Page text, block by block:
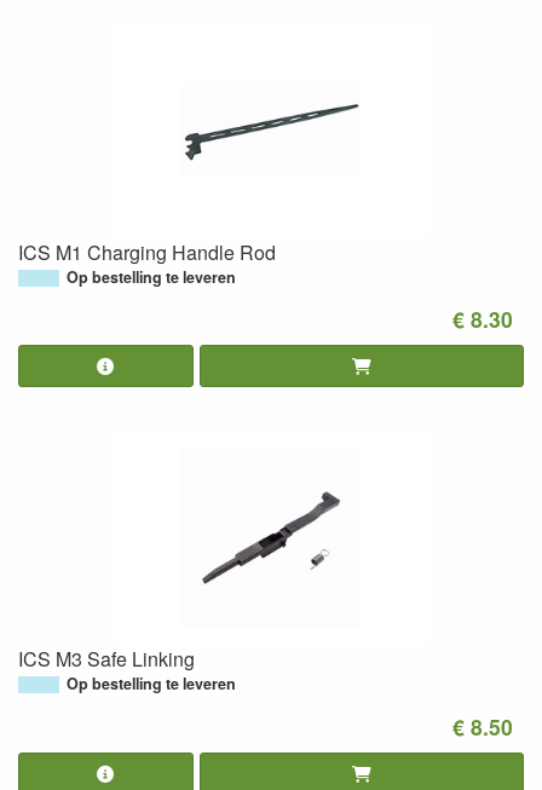
ICS M1 Charging Handle Rod
Op bestelling te leveren
€ 8.30
ICS M3 Safe Linking
Op bestelling te leveren
€ 8.50